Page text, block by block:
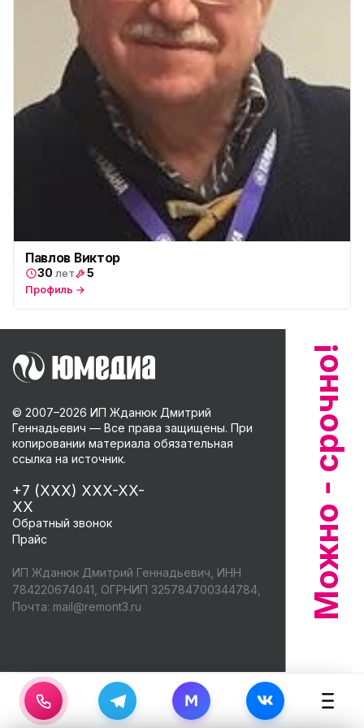
ул. Будапештская, 87-3
Юмедиа Сервис в Колпино
ул. Тверская 60, Колпино
ю
Юмедиа во Всеволожске
пр. Христиновский 28, Всеволожск
Павлов Виктор
30 лет 5
Профиль →
© 2007–2026 ИП Жданюк Дмитрий
Геннадьевич — Все права защищены. При
копировании материала обязательная
ссылка на источник.
+7 (XXX) XXX-XX-
XX
Обратный звонок
Прайс
ИП Жданюк Дмитрий Геннадьевич, ИНН
784220674041, ОГРНИП 325784700344784,
Почта: mail@remont3.ru
M